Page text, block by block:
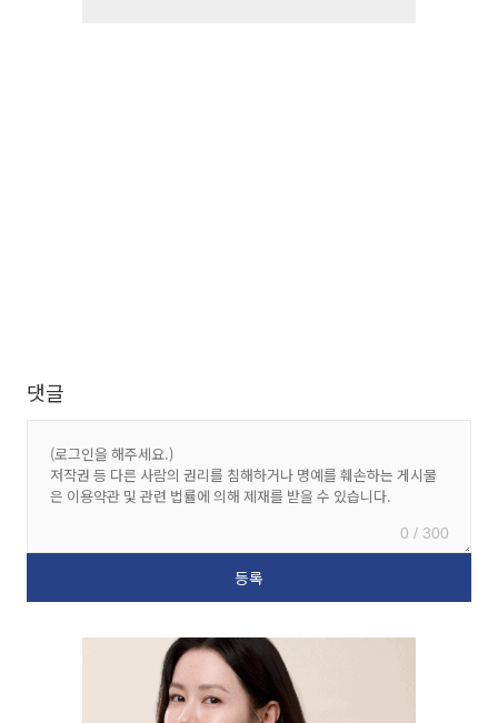
댓글
0 / 300